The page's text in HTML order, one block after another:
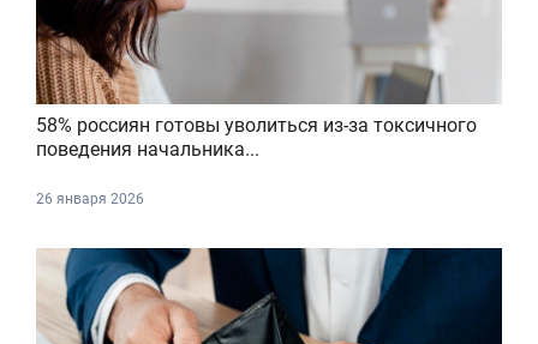
58% россиян готовы уволиться из-за токсичного
поведения начальника...
26 января 2026